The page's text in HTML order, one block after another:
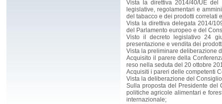
Vista la direttiva 2014/40/UE
legislative, regolamentari e
del tabacco e dei prodotti correlati
Vista la direttiva delegata 2014/
del Parlamento europeo e del
Visto il decreto legislativo 24
presentazione e vendita dei
Vista la preliminare deliberazione
Acquisito il parere della
reso nella seduta del 20 ottobre
Acquisiti i pareri delle competenti
Vista la deliberazione del
Sulla proposta del Presidente del
politiche agricole alimentari e
internazionale;